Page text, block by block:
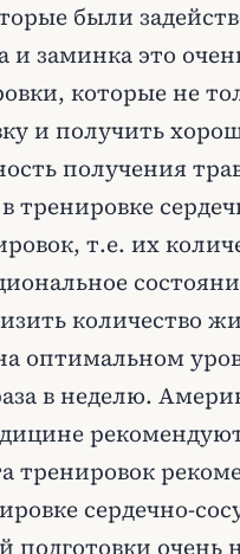
были
и заминка это
которые не
и получить
получения
т.е. их
количество
оптимальном
в неделю.
тренировок
сердечно-
подготовки очень